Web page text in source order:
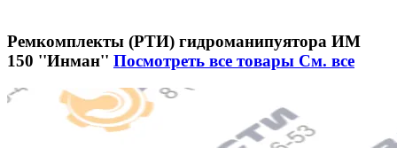
Ремкомплекты (РТИ) гидроманипуятора ИМ
150 ''Инман'' Посмотреть все товары См. все